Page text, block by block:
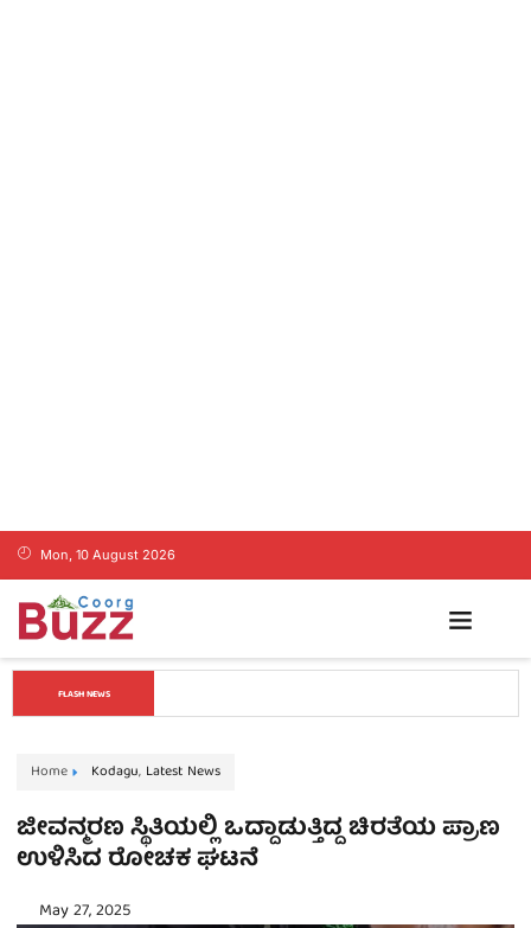
Mon, 10 August 2026
FLASH NEWS
Home Kodagu, Latest News
ಜೀವನ್ಮರಣ ಸ್ಥಿತಿಯಲ್ಲಿ ಒದ್ದಾಡುತ್ತಿದ್ದ ಚಿರತೆಯ ಪ್ರಾಣ
ಉಳಿಸಿದ ರೋಚಕ ಘಟನೆ
May 27, 2025